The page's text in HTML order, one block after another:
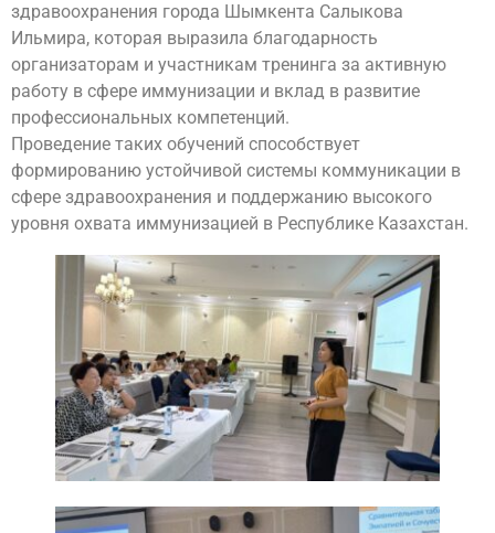
здравоохранения города Шымкента Салыкова
Ильмира, которая выразила благодарность
организаторам и участникам тренинга за активную
работу в сфере иммунизации и вклад в развитие
профессиональных компетенций.
Проведение таких обучений способствует
формированию устойчивой системы коммуникации в
сфере здравоохранения и поддержанию высокого
уровня охвата иммунизацией в Республике Казахстан.